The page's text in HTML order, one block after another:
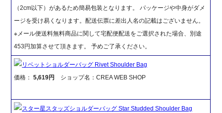
（2cm以下）があるため簡易包装となります。 パッケージや中身がダメ
ージを受け易くなります。配送伝票に差出人名の記載はございません。
※メール便送料無料商品に関して宅配便配送をご選択された場合、別途
453円加算させて頂きます。 予めご了承ください。
リベットショルダーバッグ Rivet Shoulder Bag
価格：5,619円 ショップ名：CREA WEB SHOP
スター星スタッズショルダーバッグ Star Studded Shoulder Bag